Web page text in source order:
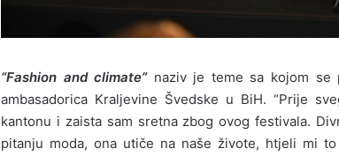
“Fashion and climate”naziv je teme sa kojom se
ambasadorica Kraljevine Švedske u BiH. “Prije
kantonu i zaista sam sretna zbog ovog festivala.
pitanju moda, ona utiče na naše živote, htjeli mi